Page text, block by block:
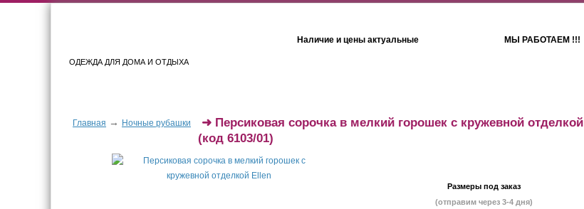
ОДЕЖДА ДЛЯ ДОМА И ОТДЫХА
Наличие и цены актуальные МЫ РАБОТАЕМ !!!
Главная → Ночные рубашки ➜ Персиковая сорочка в мелкий горошек с кружевной отделкой
(код 6103/01)
Размеры под заказ
(отправим через 3-4 дня)